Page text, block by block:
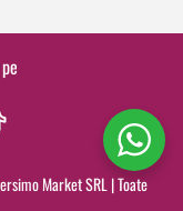
Market SRL | Toate